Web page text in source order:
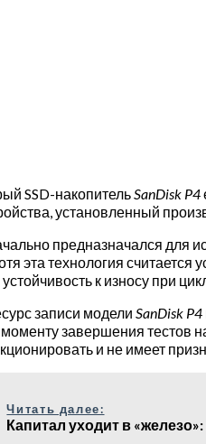
SSD-накопительSanDisk P4
установленный
предназначался для
эта технология
к износу при
записи модели SanDisk P4
моменту завершения
и не имеет
Читать далее:
Капитал уходит в